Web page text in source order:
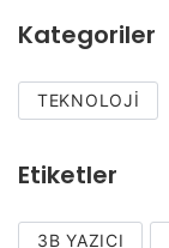
Kategoriler
TEKNOLOJI
Etiketler
3B YAZICI